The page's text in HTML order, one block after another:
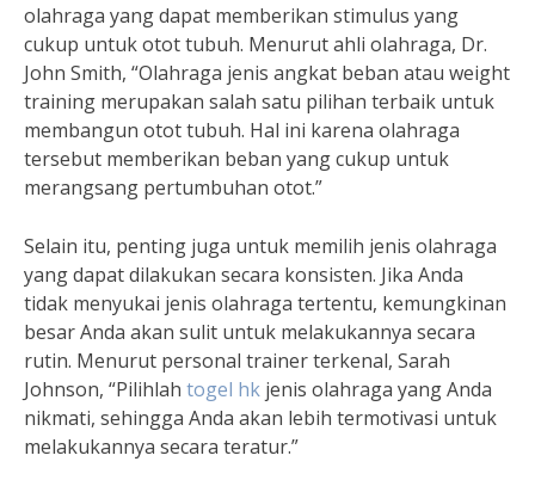
olahraga yang dapat memberikan stimulus yang
cukup untuk otot tubuh. Menurut ahli olahraga, Dr.
John Smith, “Olahraga jenis angkat beban atau weight
training merupakan salah satu pilihan terbaik untuk
membangun otot tubuh. Hal ini karena olahraga
tersebut memberikan beban yang cukup untuk
merangsang pertumbuhan otot.”
Selain itu, penting juga untuk memilih jenis olahraga
yang dapat dilakukan secara konsisten. Jika Anda
tidak menyukai jenis olahraga tertentu, kemungkinan
besar Anda akan sulit untuk melakukannya secara
rutin. Menurut personal trainer terkenal, Sarah
Johnson, “Pilihlah togel hk jenis olahraga yang Anda
nikmati, sehingga Anda akan lebih termotivasi untuk
melakukannya secara teratur.”